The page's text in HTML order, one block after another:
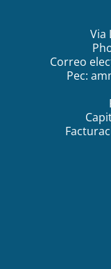
Via
Correo
Pec: